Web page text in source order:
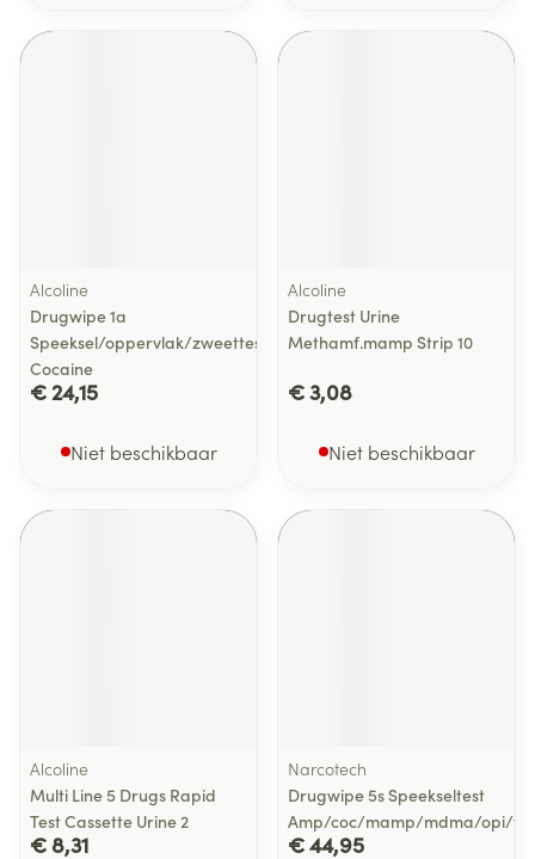
Alcoline
Drugwipe 1a
Speeksel/oppervlak/zweettest
Cocaine
€ 24,15
Niet beschikbaar
Alcoline
Drugtest Urine
Methamf.mamp Strip 10
€ 3,08
Niet beschikbaar
Alcoline
Multi Line 5 Drugs Rapid
Test Cassette Urine 2
€ 8,31
Narcotech
Drugwipe 5s Speekseltest
Amp/coc/mamp/mdma/opi/
€ 44,95